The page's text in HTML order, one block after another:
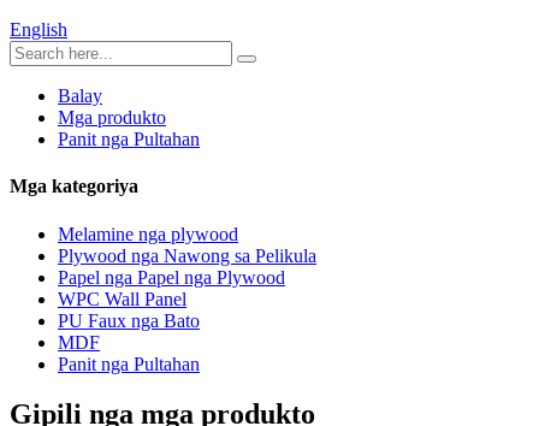
English
Balay
Mga produkto
Panit nga Pultahan
Mga kategoriya
Melamine nga plywood
Plywood nga Nawong sa Pelikula
Papel nga Papel nga Plywood
WPC Wall Panel
PU Faux nga Bato
MDF
Panit nga Pultahan
Gipili nga mga produkto